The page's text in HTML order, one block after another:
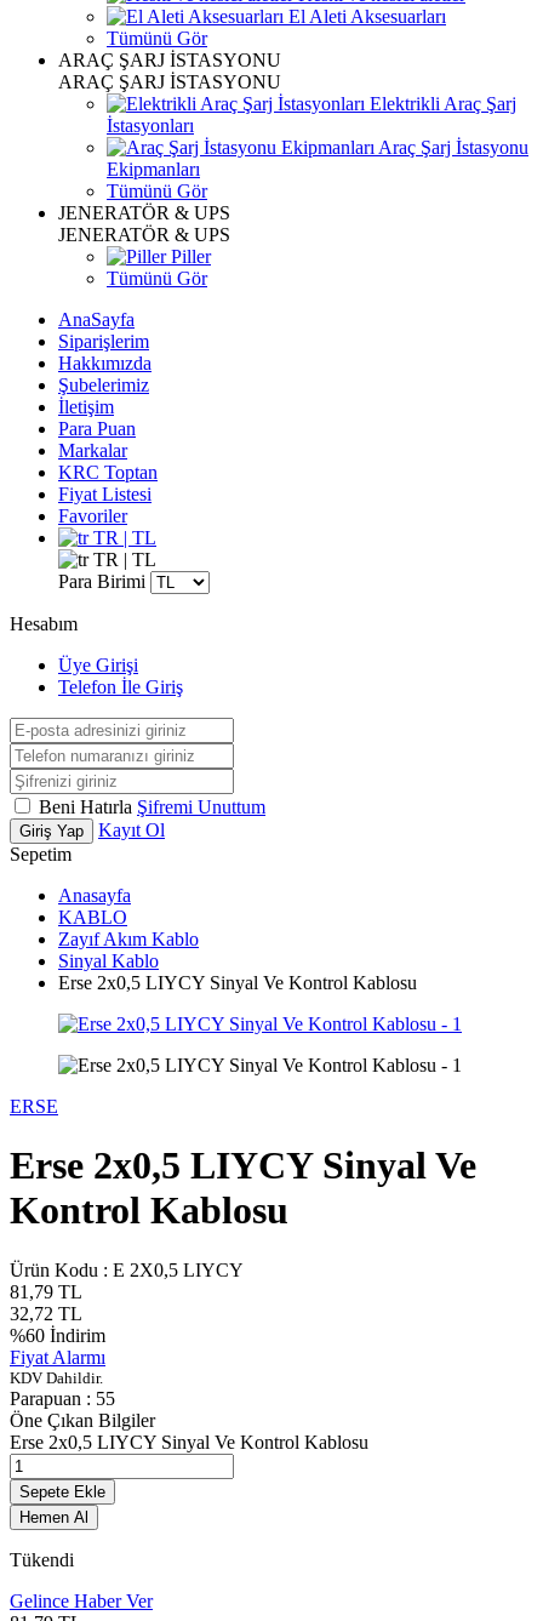
El Aleti Aksesuarları
Tümünü Gör
ARAÇ ŞARJ İSTASYONU
ARAÇ ŞARJ İSTASYONU
Elektrikli Araç Şarj
İstasyonları
Araç Şarj İstasyonu
Ekipmanları
Tümünü Gör
JENERATÖR & UPS
JENERATÖR & UPS
Piller
Tümünü Gör
AnaSayfa
Siparişlerim
Hakkımızda
Şubelerimiz
İletişim
Para Puan
Markalar
KRC Toptan
Fiyat Listesi
Favoriler
TR | TL
TR | TL
Para Birimi
Hesabım
Üye Girişi
Telefon İle Giriş
Beni Hatırla Şifremi Unuttum
Giriş Yap
Kayıt Ol
Sepetim
Anasayfa
KABLO
Zayıf Akım Kablo
Sinyal Kablo
Erse 2x0,5 LIYCY Sinyal Ve Kontrol Kablosu
ERSE
Erse 2x0,5 LIYCY Sinyal Ve
Kontrol Kablosu
Ürün Kodu : E 2X0,5 LIYCY
81,79 TL
32,72 TL
%60 İndirim
Fiyat Alarmı
KDV Dahildir.
Parapuan : 55
Öne Çıkan Bilgiler
Erse 2x0,5 LIYCY Sinyal Ve Kontrol Kablosu
Sepete Ekle
Hemen Al
Tükendi
Gelince Haber Ver